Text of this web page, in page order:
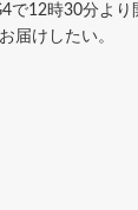
12時30分よ
届けしたい。